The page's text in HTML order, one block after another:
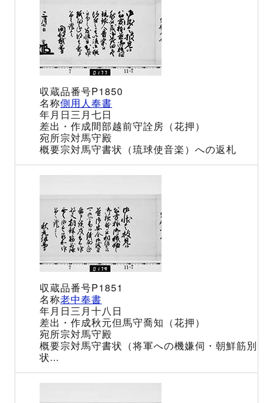
P1850
側用人奉書
三月七日
間部越前守詮房（花押）
宗対馬守殿
宗対馬守書状（琉球使音楽）への返札
P1851
老中奉書
三月十八日
秋元但馬守喬知（花押）
宗対馬守殿
宗対馬守書状（将軍への機嫌伺・朝鮮筋別
状...